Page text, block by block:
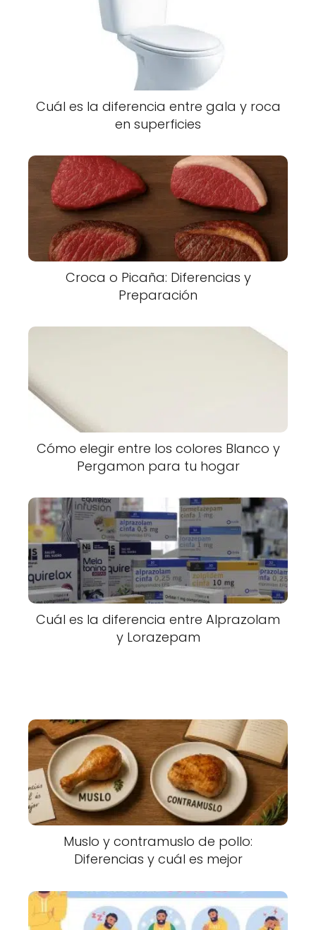
Cuál es la diferencia entre gala y roca
en superficies
Croca o Picaña: Diferencias y
Preparación
Cómo elegir entre los colores Blanco y
Pergamon para tu hogar
Cuál es la diferencia entre Alprazolam
y Lorazepam
Muslo y contramuslo de pollo:
Diferencias y cuál es mejor